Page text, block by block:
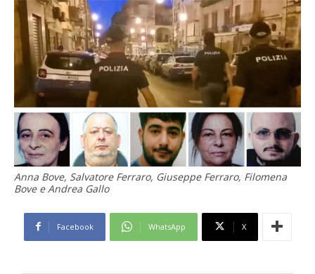
Anna Bove, Salvatore Ferraro, Giuseppe Ferraro, Filomena
Bove e Andrea Gallo
Facebook WhatsApp X